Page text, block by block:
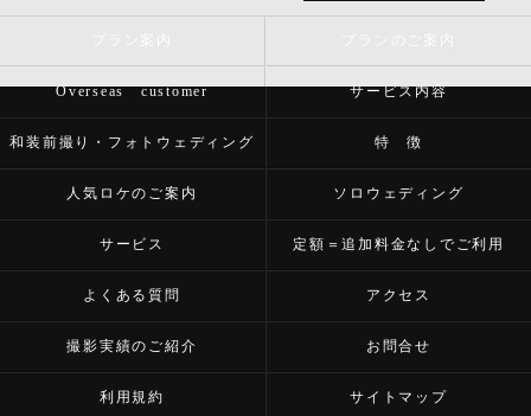
Overseas customer サービス内容
和装前撮り・フォトウェディング 特 徴
人気ロケのご案内 ソロウェディング
サービス 定額＝追加料金なしでご利用
よくある質問 アクセス
撮影実績のご紹介 お問合せ
利用規約 サイトマップ